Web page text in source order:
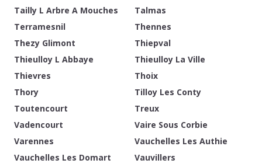
Tailly L Arbre A Mouches
Talmas
Terramesnil
Thennes
Thezy Glimont
Thiepval
Thieulloy L Abbaye
Thieulloy La Ville
Thievres
Thoix
Thory
Tilloy Les Conty
Toutencourt
Treux
Vadencourt
Vaire Sous Corbie
Varennes
Vauchelles Les Authie
Vauchelles Les Domart
Vauvillers